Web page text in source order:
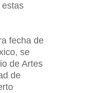
estas
fecha de
se
de Artes
de